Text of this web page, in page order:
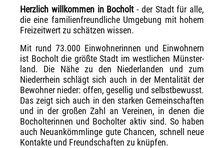
Herzlich willkommen in Bocholt- der Stadt für alle,
die eine familienfreundliche Umgebung mit hohem
Freizeitwert zu schätzen wissen.
Mit rund 73.000 Einwohnerinnen und Einwohnern
ist Bocholt die größte Stadt im westlichen Münster­
land. Die Nähe zu den Niederlanden und zum
Niederrhein schlägt sich auch in der Mentalität der
Bewohner nieder: offen, gesellig und selbstbewusst.
Das zeigt sich auch in den starken Gemeinschaften
und in der großen Zahl an Vereinen, in denen die
Bocholterinnen und Bocholter aktiv sind. So haben
auch Neu­ankömmlinge gute Chancen, schnell neue
Kontakte und Freundschaften zu knüpfen.